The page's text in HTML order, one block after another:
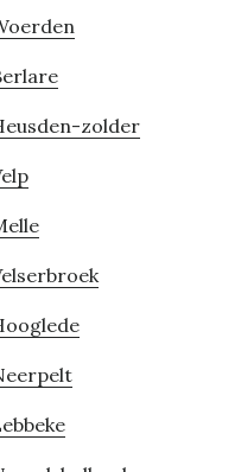
zolder